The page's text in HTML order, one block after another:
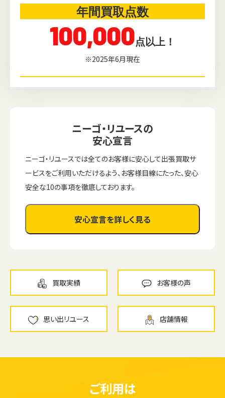
年間買取点数
100,000点以上！
※2025年6月現在
ニーゴ・リユースの
安心宣言
ニーゴ・リユースでは全てのお客様に安心して出張買取サ
ービスをご利用いただけるよう、お客様目線にたった、安心
安全な10の事項を徹底しております。
安心宣言を詳しく見る
買取実績 お客様の声
思い出リユース 店舗情報
ご利用は